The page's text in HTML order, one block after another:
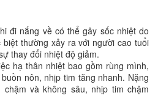
đi nắng về có thể gây sốc nhiệt do
thường xảy ra với người cao tuổi
thay đổi nhiệt độ giảm.
hạ thân nhiệt bao gồm rùng mình,
nôn, nhịp tim tăng nhanh. Nặng
và không sâu, nhịp tim chậm